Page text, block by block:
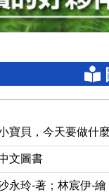
寶貝，今天要做什
文圖書
永玲-著；林宸伊-繪